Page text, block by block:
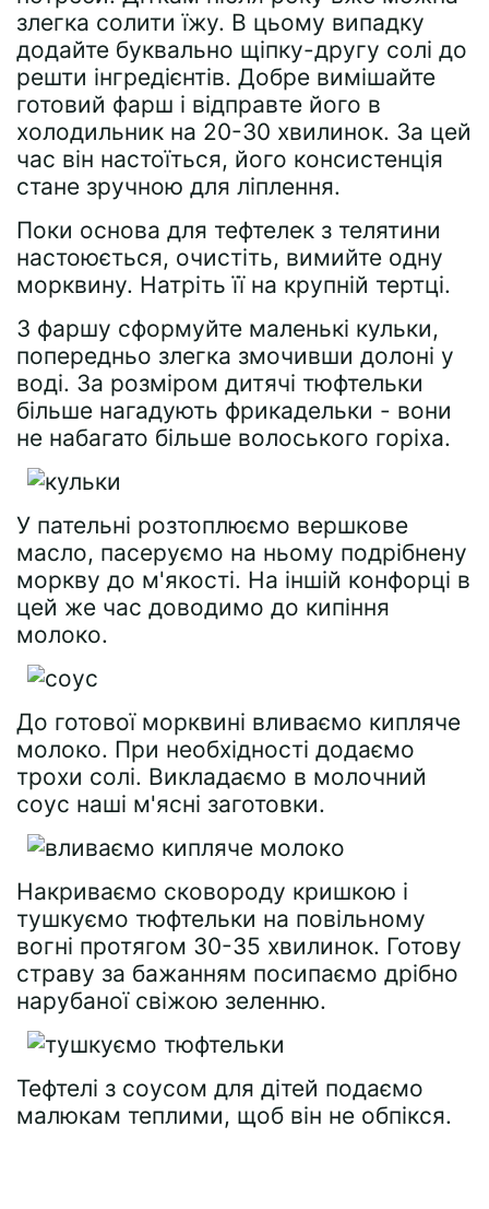
злегка солити їжу. В цьому випадку
додайте буквально щіпку-другу солі до
решти інгредієнтів. Добре вимішайте
готовий фарш і відправте його в
холодильник на 20-30 хвилинок. За цей
час він настоїться, його консистенція
стане зручною для ліплення.
Поки основа для тефтелек з телятини
настоюється, очистіть, вимийте одну
морквину. Натріть її на крупній тертці.
З фаршу сформуйте маленькі кульки,
попередньо злегка змочивши долоні у
воді. За розміром дитячі тюфтельки
більше нагадують фрикадельки - вони
не набагато більше волоського горіха.
У пательні розтоплюємо вершкове
масло, пасеруємо на ньому подрібнену
моркву до м'якості. На іншій конфорці в
цей же час доводимо до кипіння
молоко.
До готової морквині вливаємо кипляче
молоко. При необхідності додаємо
трохи солі. Викладаємо в молочний
соус наші м'ясні заготовки.
Накриваємо сковороду кришкою і
тушкуємо тюфтельки на повільному
вогні протягом 30-35 хвилинок. Готову
страву за бажанням посипаємо дрібно
нарубаної свіжою зеленню.
Тефтелі з соусом для дітей подаємо
малюкам теплими, щоб він не обпікся.